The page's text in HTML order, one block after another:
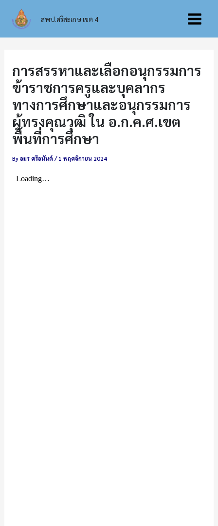
content
สพป.ศรีสะเกษ เขต 4
Main
การสรรหาและเลือกอนุกรรมการ
ข้าราชการครูและบุคลากร
ทางการศึกษาและอนุกรรมการ
ผู้ทรงคุณวุฒิ ใน อ.ก.ค.ศ.เขต
พื้นที่การศึกษา
Byอมร ศรีอนันต์/1 พฤศจิกายน 2024